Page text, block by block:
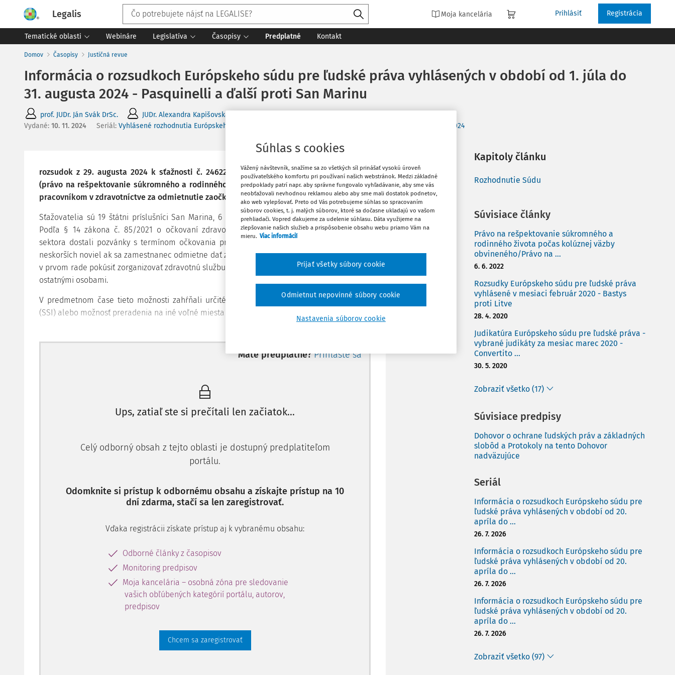
Legalis Moja kancelária Prihlásiť Registrácia
Tematické oblasti Webináre Legislatíva Časopisy Predplatné Kontakt
Domov Časopisy Justičná revue
Informácia o rozsudkoch Európskeho súdu pre ľudské práva vyhlásených v období od 1. júla do
31. augusta 2024 - Pasquinelli a ďalší proti San Marinu
prof. JUDr. Ján Svák DrSc.
JUDr. Alexandra Kapišovská PhD.
Vydané: 10. 11. 2024 Seriál: Vyhlásené rozhodnutia Európskeho súdu pre ľudské práva Justičná revue 10/2024
rozsudok z 29. augusta 2024 k sťažnosti č. 24622/22 pre porušeniečlánku 8 Dohovoru
(právo na rešpektovanie súkromného a rodinného života) v kontexte opatrení uložených
pracovníkom v zdravotníctve za odmietnutie zaočkovania sa proti Covidu-19
Sťažovatelia sú 19 štátni príslušníci San Marina, 6 talianski občania a 1 občan Moldavska.
Podľa § 14 zákona č. 85/2021 o očkovaní zdravotníckeho personálu, zamestnanci tohto
sektora dostali pozvánky s termínom očkovania proti Covidu-19. V zmysle zákona v znení
neskorších noviel ak sa zamestnanec odmietne dať zaočkovať, potom sa štátne orgány musia
v prvom rade pokúsiť zorganizovať zdravotnú službu tak, aby sa minimalizoval jeho kontakt s
ostatnými osobami.
V predmetnom čase tieto možnosti zahŕňali určité služby v Inštitúte sociálneho poistenia
(SSI) alebo možnosť preradenia na iné voľné miesta vo verejnej s
Máte predplatné? Prihláste sa
Ups, zatiaľ ste si prečítali len začiatok...
Celý odborný obsah z tejto oblasti je dostupný predplatiteľom
portálu.
Odomknite si prístup k odbornému obsahu a získajte prístup na 10
dní zdarma, stačí sa len zaregistrovať.
Vďaka registrácii získate prístup aj k vybranému obsahu:
Odborné články z časopisov
Monitoring predpisov
Moja kancelária – osobná zóna pre sledovanie
vašich obľúbených kategórií portálu, autorov,
predpisov
Chcem sa zaregistrovať
Vytlačiť
Obľúbené
Zdieľať
Kapitoly článku
Rozhodnutie Súdu
Súvisiace články
Právo na rešpektovanie súkromného a
rodinného života počas kolúznej väzby
obvineného/Právo na ...
6. 6. 2022
Rozsudky Európskeho súdu pre ľudské práva
vyhlásené v mesiaci február 2020 - Bastys
proti Litve
28. 4. 2020
Judikatúra Európskeho súdu pre ľudské práva -
vybrané judikáty za mesiac marec 2020 -
Convertito ...
30. 5. 2020
Zobraziť všetko (17)
Súvisiace predpisy
Dohovor o ochrane ľudských práv a základných
slobôd a Protokoly na tento Dohovor
nadväzujúce
Seriál
Informácia o rozsudkoch Európskeho súdu pre
ľudské práva vyhlásených v období od 20.
apríla do ...
26. 7. 2026
Informácia o rozsudkoch Európskeho súdu pre
ľudské práva vyhlásených v období od 20.
apríla do ...
26. 7. 2026
Informácia o rozsudkoch Európskeho súdu pre
ľudské práva vyhlásených v období od 20.
apríla do ...
26. 7. 2026
Zobraziť všetko (97)
Súhlas s cookies
Vážený návštevník, snažíme sa zo všetkých síl prinášať vysokú úroveň
používateľského komfortu pri používaní našich webstránok. Medzi základné
predpoklady patrí napr. aby správne fungovalo vyhľadávanie, aby sme vás
neobťažovali nevhodnou reklamou alebo aby sme mali dostatok podnetov,
ako web vylepšovať. Preto od Vás potrebujeme súhlas so spracovaním
súborov cookies, t. j. malých súborov, ktoré sa dočasne ukladajú vo vašom
prehliadači. Vopred ďakujeme za udelenie súhlasu. Dáta využijeme na
zlepšovanie našich služieb a prispôsobenie obsahu webu priamo Vám na
mieru. Viac informácií
Nastavenia súborov cookie
Odmietnut nepovinné súbory cookie
Prijať všetky súbory cookie